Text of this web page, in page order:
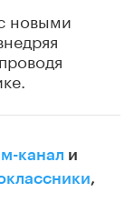
новыми
канал и
,